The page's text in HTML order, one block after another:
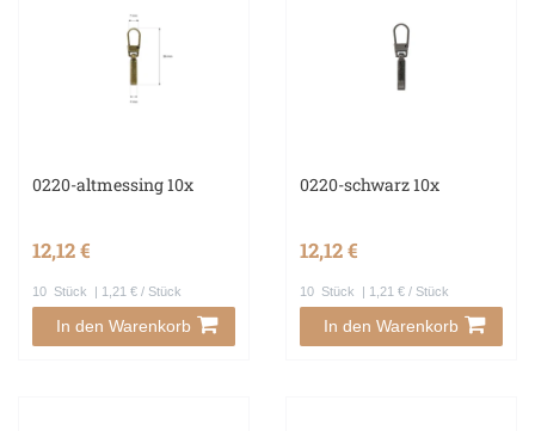
0220-altmessing 10x
12,12 €
10 Stück | 1,21 € / Stück
In den Warenkorb
0220-schwarz 10x
12,12 €
10 Stück | 1,21 € / Stück
In den Warenkorb